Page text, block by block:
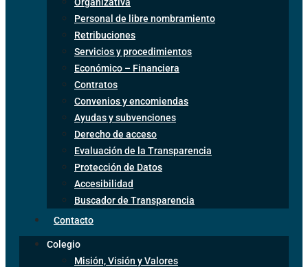
Personal de libre nombramiento
Retribuciones
Servicios y procedimientos
Económico – Financiera
Contratos
Convenios y encomiendas
Ayudas y subvenciones
Derecho de acceso
Evaluación de la Transparencia
Protección de Datos
Accesibilidad
Buscador de Transparencia
Contacto
Colegio
Misión, Visión y Valores